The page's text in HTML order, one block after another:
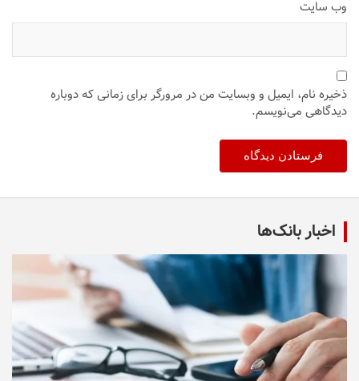
وب‌ سایت
ذخیره نام، ایمیل و وبسایت من در مرورگر برای زمانی که دوباره
دیدگاهی می‌نویسم.
اخبار بانک‌ها